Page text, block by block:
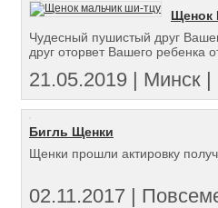
Щенок
Чудесный пушистый друг
друг оторвет Вашего ребенка
21.05.2019 | Минск |
Бигль Щенки
Щенки прошли актировку
02.11.2017 |